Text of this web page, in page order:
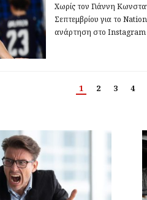
Χωρίς τον Γιάννη
Σεπτεμβρίου για το
ανάρτηση στο Instagram
1 2 3 4